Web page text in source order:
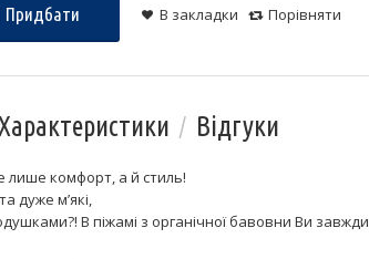
Придбати В закладки Порівняти
Відгуки
лише комфорт, а й стиль!
дуже м’які,
В піжамі з органічної бавовни Ви завжди